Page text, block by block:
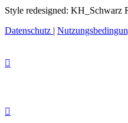
Style redesigned: KH_Schwarz
Datenschutz |